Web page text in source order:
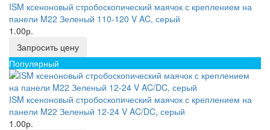
ISM ксеноновый стробоскопический маячок с креплением на
панели M22 Зеленый 110-120 V AC, серый
1.00р.
Запросить цену
Популярный
ISM ксеноновый стробоскопический маячок с креплением на
панели M22 Зеленый 12-24 V AC/DC, серый
1.00р.